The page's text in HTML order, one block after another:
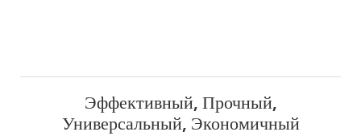
Эффективный, Прочный,
Универсальный, Экономичный